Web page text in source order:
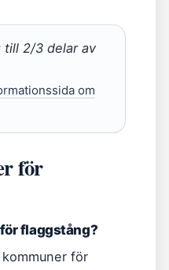
till 2/3 delar av
om
för
flaggstång?
för